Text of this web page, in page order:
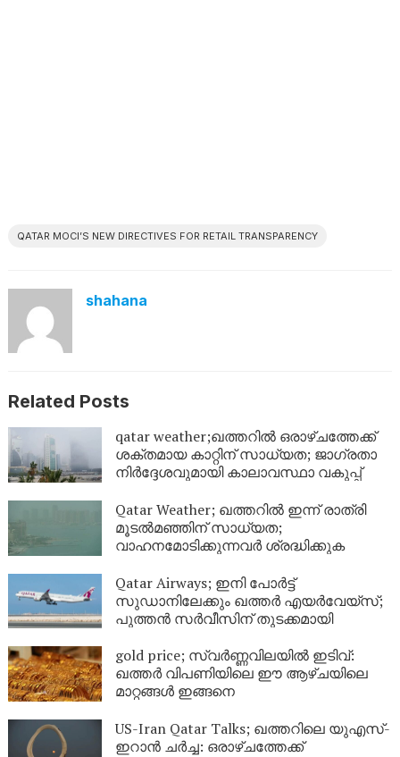
QATAR MOCI’S NEW DIRECTIVES FOR RETAIL TRANSPARENCY
shahana
Related Posts
qatar weather;ഖത്തറിൽ ഒരാഴ്ചത്തേക്ക്
ശക്തമായ കാറ്റിന് സാധ്യത; ജാഗ്രതാ
നിർദ്ദേശവുമായി കാലാവസ്ഥാ വകുപ്പ്
Qatar Weather; ഖത്തറിൽ ഇന്ന് രാത്രി
മൂടൽമഞ്ഞിന് സാധ്യത;
വാഹനമോടിക്കുന്നവർ ശ്രദ്ധിക്കുക
Qatar Airways; ഇനി പോർട്ട്
സുഡാനിലേക്കും ഖത്തർ എയർവേയ്‌സ്;
പുത്തൻ സർവീസിന് തുടക്കമായി
gold price; സ്വർണ്ണവിലയിൽ ഇടിവ്:
ഖത്തർ വിപണിയിലെ ഈ ആഴ്ചയിലെ
മാറ്റങ്ങൾ ഇങ്ങനെ
US-Iran Qatar Talks; ഖത്തറിലെ യുഎസ്-
ഇറാൻ ചർച്ച: ഒരാഴ്ചത്തേക്ക്